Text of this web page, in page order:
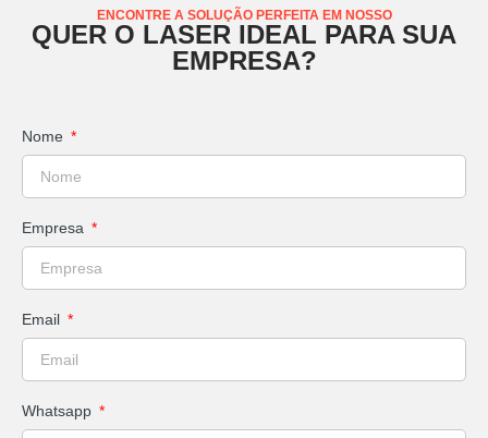
ENCONTRE A SOLUÇÃO PERFEITA EM NOSSO
QUER O LASER IDEAL PARA SUA
EMPRESA?
Nome
Empresa
Email
Whatsapp